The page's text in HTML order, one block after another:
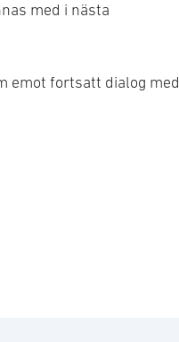
med i nästa
emot fortsatt dialog med